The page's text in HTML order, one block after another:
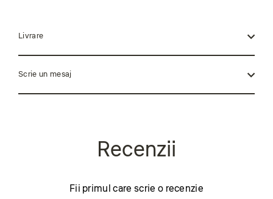
Livrare
Scrie un mesaj
Fii primul care scrie o recenzie